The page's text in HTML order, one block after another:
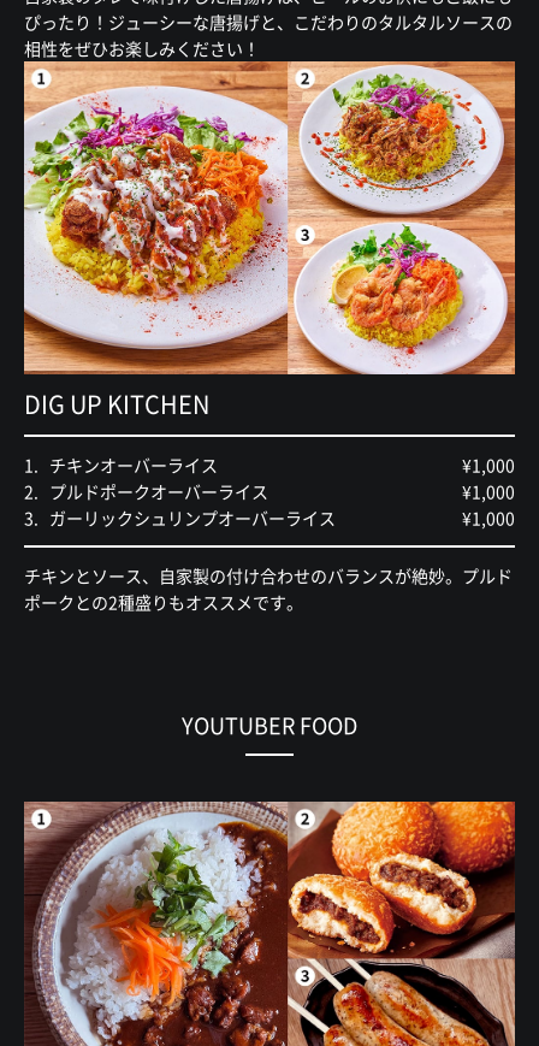
ぴったり！ジューシーな唐揚げと、こだわりのタルタルソースの
相性をぜひお楽しみください！
DIG UP KITCHEN
チキンオーバーライス
¥1,000
プルドポークオーバーライス
¥1,000
ガーリックシュリンプオーバーライス
¥1,000
チキンとソース、自家製の付け合わせのバランスが絶妙。プルド
ポークとの2種盛りもオススメです。
YOUTUBER FOOD